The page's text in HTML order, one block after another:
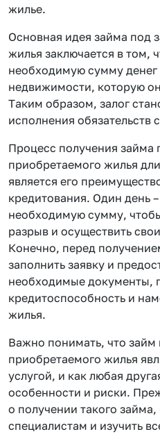
жилье.
Основная идея займа под
жилья заключается в том,
необходимую сумму
недвижимости, которую
Таким образом, залог
исполнения обязательств
Процесс получения займа
приобретаемого жилья
является его
кредитования. Один день
необходимую сумму,
разрыв и осуществить
Конечно, перед
заполнить заявку и
необходимые документы,
кредитоспособность и
жилья.
Важно понимать, что займ
приобретаемого жилья
услугой, и как любая
особенности и риски.
о получении такого
специалистам и изучить